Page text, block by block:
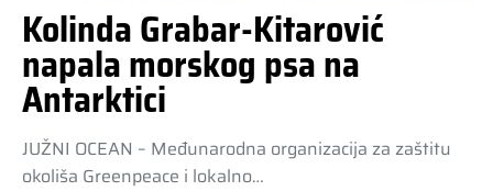
Kolinda Grabar-Kitarović
napala morskog psa na
Antarktici
JUŽNI OCEAN – Međunarodna organizacija za zaštitu
okoliša Greenpeace i lokalno…